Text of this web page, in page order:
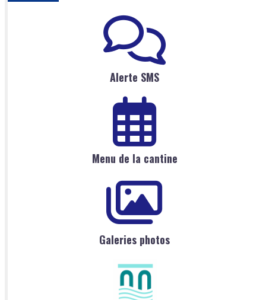
Alerte SMS
Menu de la cantine
Galeries photos